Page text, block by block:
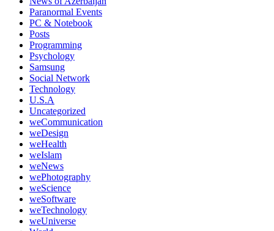
Paranormal Events
PC & Notebook
Posts
Programming
Psychology
Samsung
Social Network
Technology
U.S.A
Uncategorized
weCommunication
weDesign
weHealth
weIslam
weNews
wePhotography
weScience
weSoftware
weTechnology
weUniverse